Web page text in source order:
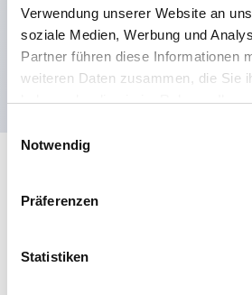
Verwendung unserer Website an
soziale Medien, Werbung und
Partner führen diese Informationen
weiteren Daten zusammen, die Sie
haben oder die sie im Rahmen
Notwendig
Präferenzen
Statistiken
Normen. CCC-zertifiziert
Mit speziellem Zubehör leicht
Silhouette umstellbar
Electrical Specifications